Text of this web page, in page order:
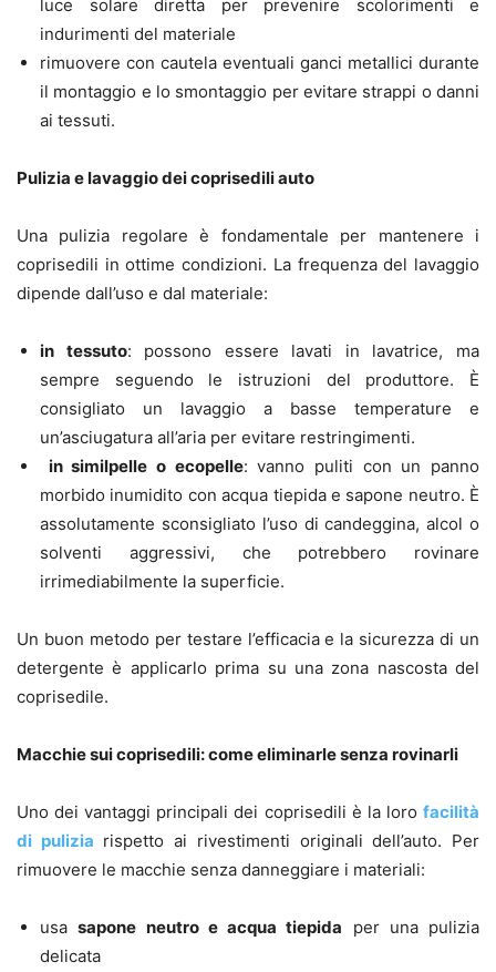
luce solare diretta per prevenire scolorimenti e
indurimenti del materiale
rimuovere con cautela eventuali ganci metallici durante
il montaggio e lo smontaggio per evitare strappi o danni
ai tessuti.
Pulizia e lavaggio dei coprisedili auto
Una pulizia regolare è fondamentale per mantenere i
coprisedili in ottime condizioni. La frequenza del lavaggio
dipende dall’uso e dal materiale:
in tessuto: possono essere lavati in lavatrice, ma
sempre seguendo le istruzioni del produttore. È
consigliato un lavaggio a basse temperature e
un’asciugatura all’aria per evitare restringimenti.
in similpelle o ecopelle: vanno puliti con un panno
morbido inumidito con acqua tiepida e sapone neutro. È
assolutamente sconsigliato l’uso di candeggina, alcol o
solventi aggressivi, che potrebbero rovinare
irrimediabilmente la superficie.
Un buon metodo per testare l’efficacia e la sicurezza di un
detergente è applicarlo prima su una zona nascosta del
coprisedile.
Macchie sui coprisedili: come eliminarle senza rovinarli
Uno dei vantaggi principali dei coprisedili è la loro facilità
di pulizia rispetto ai rivestimenti originali dell’auto. Per
rimuovere le macchie senza danneggiare i materiali:
usasapone neutro e acqua tiepida per una pulizia
delicata